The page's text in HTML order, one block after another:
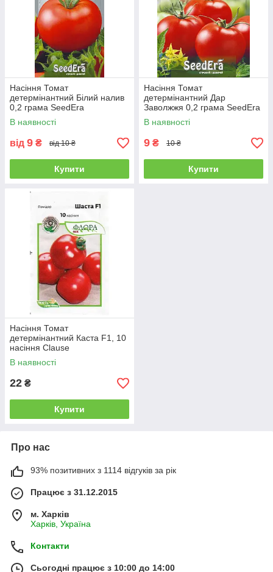
Насіння Томат
детермінантний Білий налив
0,2 грама SeedEra
В наявності
від 9 ₴ від 10 ₴
Купити
Насіння Томат
детермінантний Дар
Заволжжя 0,2 грама SeedEra
В наявності
9 ₴ 10 ₴
Купити
Насіння Томат
детермінантний Каста F1, 10
насіння Clause
В наявності
22 ₴
Купити
Про нас
93% позитивних з 1114 відгуків за рік
Працює з 31.12.2015
м. Харків
Харків, Україна
Контакти
Сьогодні працює з 10:00 до 14:00